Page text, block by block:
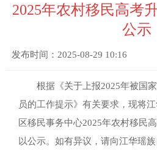
2025年农村移民高考
公示
发布时间： 2025-08-29 10:16
根据《关于上报2025年被国
员的工作提示》有关要求，现将
区移民事务中心2025年农村移民
以公示。如有异议，请向江华瑶